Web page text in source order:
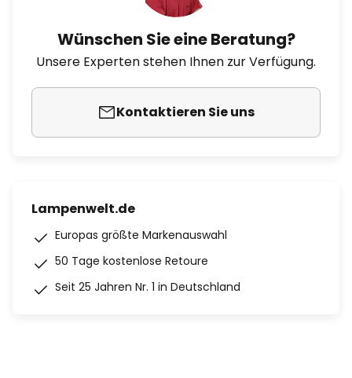
Wünschen Sie eine Beratung?
Unsere Experten stehen Ihnen zur Verfügung.
Kontaktieren Sie uns
Lampenwelt.de
Europas größte Markenauswahl
50 Tage kostenlose Retoure
Seit 25 Jahren Nr. 1 in Deutschland